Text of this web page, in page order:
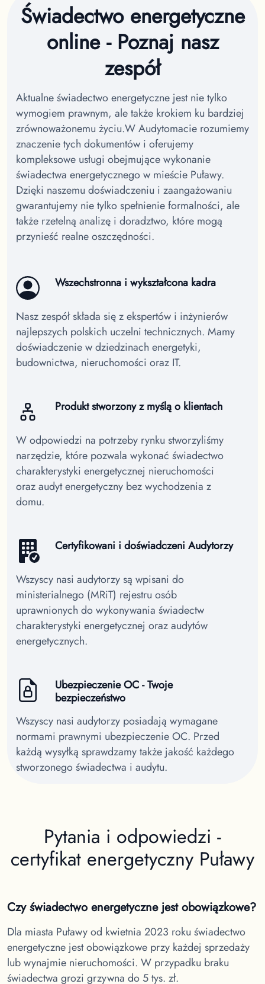
Świadectwo energetyczne
online - Poznaj nasz
zespół
Aktualne świadectwo energetyczne jest nie tylko
wymogiem prawnym, ale także krokiem ku bardziej
zrównoważonemu życiu.W Audytomacie rozumiemy
znaczenie tych dokumentów i oferujemy
kompleksowe usługi obejmujące wykonanie
świadectwa energetycznego w mieście Puławy.
Dzięki naszemu doświadczeniu i zaangażowaniu
gwarantujemy nie tylko spełnienie formalności, ale
także rzetelną analizę i doradztwo, które mogą
przynieść realne oszczędności.
Wszechstronna i wykształcona kadra
Nasz zespół składa się z ekspertów i inżynierów
najlepszych polskich uczelni technicznych. Mamy
doświadczenie w dziedzinach energetyki,
budownictwa, nieruchomości oraz IT.
Produkt stworzony z myślą o klientach
W odpowiedzi na potrzeby rynku stworzyliśmy
narzędzie, które pozwala wykonać świadectwo
charakterystyki energetycznej nieruchomości
oraz audyt energetyczny bez wychodzenia z
domu.
Certyfikowani i doświadczeni Audytorzy
Wszyscy nasi audytorzy są wpisani do
ministerialnego (MRiT) rejestru osób
uprawnionych do wykonywania świadectw
charakterystyki energetycznej oraz audytów
energetycznych.
Ubezpieczenie OC - Twoje
bezpieczeństwo
Wszyscy nasi audytorzy posiadają wymagane
normami prawnymi ubezpieczenie OC. Przed
każdą wysyłką sprawdzamy także jakość każdego
stworzonego świadectwa i audytu.
Pytania i odpowiedzi -
certyfikat energetyczny Puławy
Czy świadectwo energetyczne jest obowiązkowe?
Dla miasta Puławyod kwietnia 2023 roku świadectwo
energetyczne jest obowiązkowe przy każdej sprzedaży
lub wynajmie nieruchomości. W przypadku braku
świadectwa grozi grzywna do 5 tys. zł.